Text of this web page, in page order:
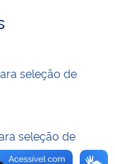
seleção de
seleção de